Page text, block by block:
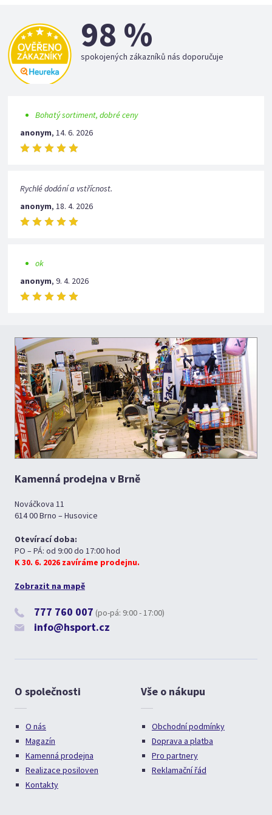
98 %
spokojených zákazníků nás doporučuje
Bohatý sortiment, dobré ceny
anonym,14. 6. 2026
Rychlé dodání a vstřícnost.
anonym,18. 4. 2026
ok
anonym,9. 4. 2026
Kamenná prodejna v Brně
Nováčkova 11
614 00 Brno – Husovice
Otevírací doba:
PO – PÁ: od 9:00 do 17:00 hod
K 30. 6. 2026 zavíráme prodejnu.
Zobrazit na mapě
777 760 007 (po-pá: 9:00 - 17:00)
info@hsport.cz
O společnosti
O nás
Magazín
Kamenná prodejna
Realizace posiloven
Kontakty
Vše o nákupu
Obchodní podmínky
Doprava a platba
Pro partnery
Reklamační řád